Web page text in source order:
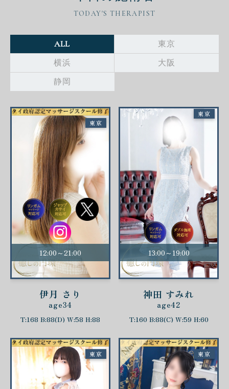
TODAY'S THERAPIST
ALL
東京
横浜
大阪
静岡
12:00～21:00
伊月 さり
age34
T:168 B:88(D) W:58 H:88
東京
13:00～19:00
神田 すみれ
age42
T:160 B:88(C) W:59 H:60
東京
東京 東京